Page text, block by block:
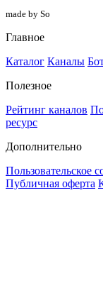
made by So
Главное
Каталог Каналы
Полезное
Рейтинг каналов
ресурс
Дополнительно
Пользовательское
Публичная оферта